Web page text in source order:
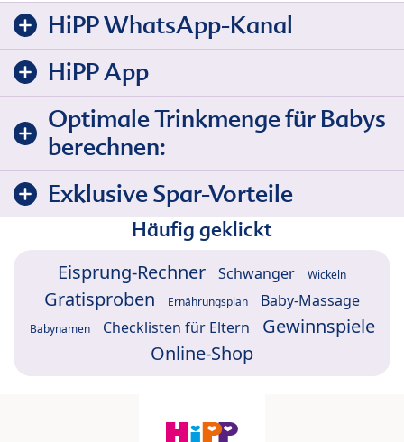
HiPP WhatsApp-Kanal
HiPP App
Optimale Trinkmenge für Babys
berechnen:
Exklusive Spar-Vorteile
Häufig geklickt
Eisprung-Rechner Schwanger Wickeln
Gratisproben Ernährungsplan Baby-Massage
Babynamen Checklisten für Eltern
Gewinnspiele
Online-Shop